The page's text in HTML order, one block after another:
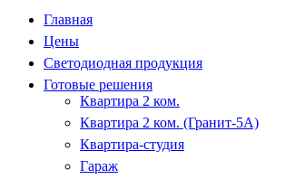
Главная
Цены
Светодиодная продукция
Готовые решения
Квартира 2 ком.
Квартира 2 ком. (Гранит-5А)
Квартира-студия
Гараж